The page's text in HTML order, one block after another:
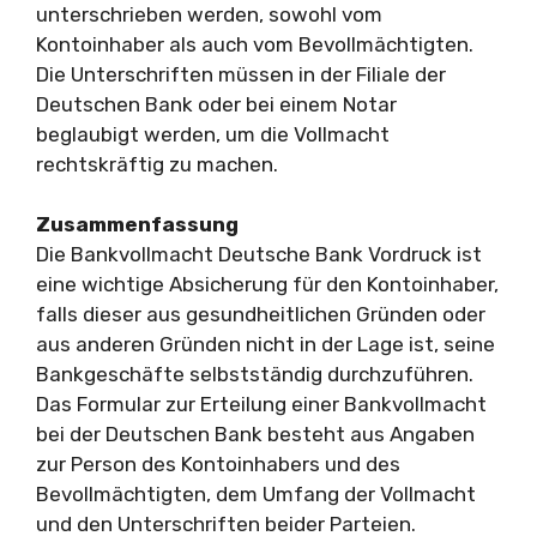
unterschrieben werden, sowohl vom
Kontoinhaber als auch vom Bevollmächtigten.
Die Unterschriften müssen in der Filiale der
Deutschen Bank oder bei einem Notar
beglaubigt werden, um die Vollmacht
rechtskräftig zu machen.
Zusammenfassung
Die Bankvollmacht Deutsche Bank Vordruck ist
eine wichtige Absicherung für den Kontoinhaber,
falls dieser aus gesundheitlichen Gründen oder
aus anderen Gründen nicht in der Lage ist, seine
Bankgeschäfte selbstständig durchzuführen.
Das Formular zur Erteilung einer Bankvollmacht
bei der Deutschen Bank besteht aus Angaben
zur Person des Kontoinhabers und des
Bevollmächtigten, dem Umfang der Vollmacht
und den Unterschriften beider Parteien.